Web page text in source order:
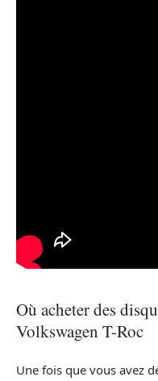
Où acheter des
Volkswagen T-Roc
Une fois que vous avez